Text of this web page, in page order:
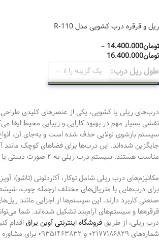
ریل و قرقره درب کشویی مدل R-110
تومان14.400.000
–
تومان16.400.000
طول ریل درب
درب‌های ریلی یا کشویی، یکی از عنصرهای کلیدی
نقشی بسیار مهم در بهبود کارایی و زیبایی محیط ایفا
سیستم بازشوی لولایی حذف شده است و به‌جای آن،
جایگزین شده‌اند. این درب‌ها برای فضاهای کوچک مانند
مناسب هستند. سیستم درب ریلی به ۲ صورت دستی یا برقی قابل اجرا است.
مکانیزم‌های درب ریلی شامل توکار، آکاردئونی (تاشو)،
برای درب‌هایی با متریال‌های مختلف ازجمله چوب،
صنعتی کاربرد دارند. این سیستم‌ها از اجزایی مانند
قرقره‌ها و سیستم‌های آرام‌بند تشکیل شده‌اند. شما
درب ریلی، از طریقفروشگاه اینترنتی آوین یراق اقدام
شماره‌های ۰۲۱۷۷۱۸۶۸۲۹ و ۰۹۳۵۱۴۶۳۸۳۲ برای مشاوره و خرید تماس بگیرید.